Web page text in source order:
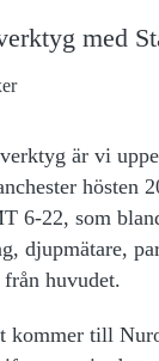
med
är vi
hösten
6-22, som
djupmätare,
huvudet.
kommer till